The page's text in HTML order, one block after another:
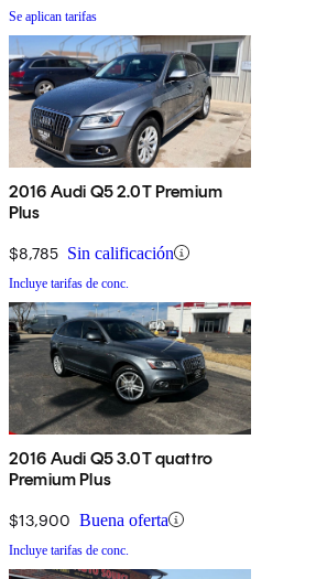
Se aplican tarifas
2016 Audi Q5 2.0T Premium
Plus
$8,785 Sin calificación
Incluye tarifas de conc.
2016 Audi Q5 3.0T quattro
Premium Plus
$13,900 Buena oferta
Incluye tarifas de conc.